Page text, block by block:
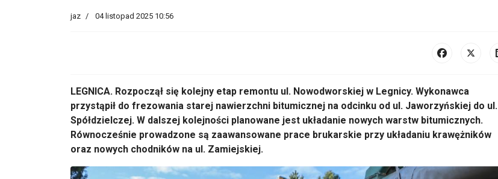
jaz 04 listopad 2025 10:56
LEGNICA. Rozpoczął się kolejny etap remontu ul. Nowodworskiej w Legnicy. Wykonawca
przystąpił do frezowania starej nawierzchni bitumicznej na odcinku od ul. Jaworzyńskiej do ul.
Spółdzielczej. W dalszej kolejności planowane jest układanie nowych warstw bitumicznych.
Równocześnie prowadzone są zaawansowane prace brukarskie przy układaniu krawężników
oraz nowych chodników na ul. Zamiejskiej.